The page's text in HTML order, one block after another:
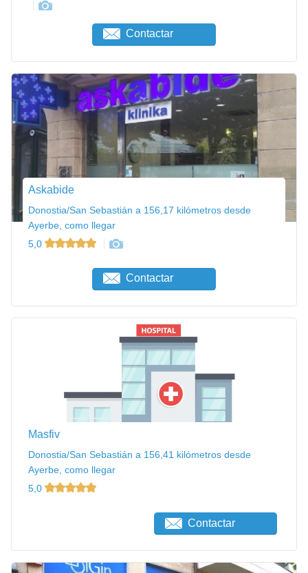
Contactar
Askabide
Donostia/San Sebastián a 156,17 kilómetros desde
Ayerbe, como llegar
5,0
Contactar
Masfiv
Donostia/San Sebastián a 156,41 kilómetros desde
Ayerbe, como llegar
5,0
Contactar